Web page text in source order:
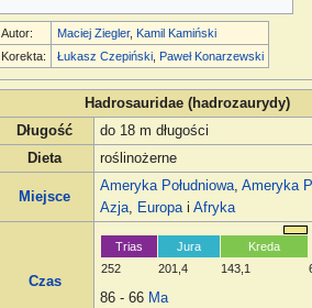
Autor: Maciej Ziegler, Kamil Kamiński
Korekta:
Łukasz Czepiński, Paweł Konarzewski
Hadrosauridae (hadrozaurydy)
Długość
do 18 m długości
Dieta
roślinożerne
Miejsce
Ameryka Południowa,Ameryka
Azja, EuropaiAfryka
Czas
Trias
252
Jura
201,4
Kreda
143,1
86 - 66 Ma